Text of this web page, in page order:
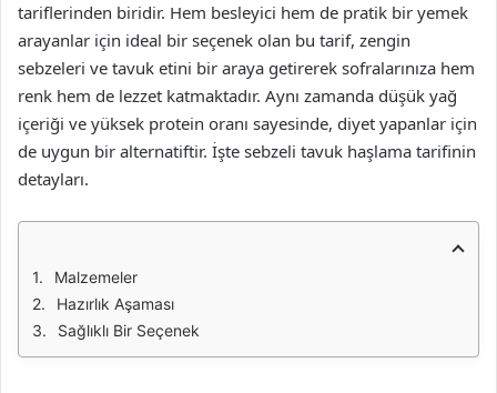
tariflerinden biridir. Hem besleyici hem de pratik bir yemek
arayanlar için ideal bir seçenek olan bu tarif, zengin
sebzeleri ve tavuk etini bir araya getirerek sofralarınıza hem
renk hem de lezzet katmaktadır. Aynı zamanda düşük yağ
içeriği ve yüksek protein oranı sayesinde, diyet yapanlar için
de uygun bir alternatiftir. İşte sebzeli tavuk haşlama tarifinin
detayları.
Malzemeler
Hazırlık Aşaması
Sağlıklı Bir Seçenek